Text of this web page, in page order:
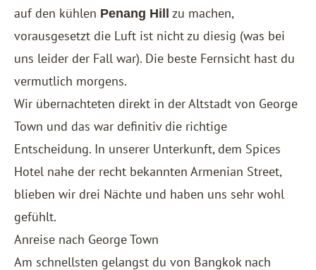
auf den kühlen Penang Hill
zu machen,
vorausgesetzt die Luft ist nicht zu diesig (was bei
uns leider der Fall war). Die beste Fernsicht hast du
vermutlich morgens.
Wir übernachteten direkt in der Altstadt von George
Town und das war definitiv die richtige
Entscheidung. In unserer Unterkunft, dem Spices
Hotel nahe der recht bekannten Armenian Street,
blieben wir drei Nächte und haben uns sehr wohl
gefühlt.
Anreise nach George Town
Am schnellsten gelangst du von Bangkok nach